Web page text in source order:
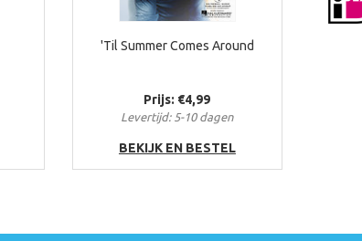
'Til Summer Comes Around
Prijs: €4,99
Levertijd: 5-10 dagen
BEKIJK EN BESTEL